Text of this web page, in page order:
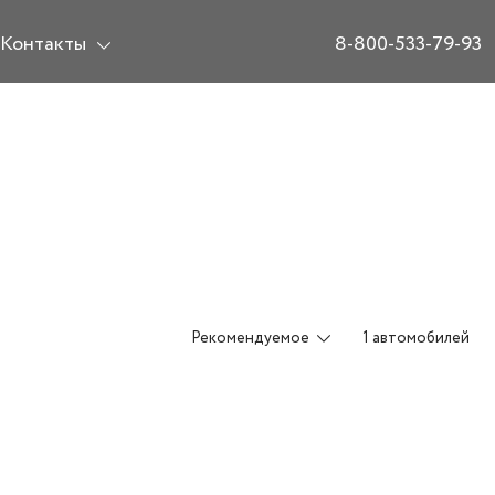
Контакты 8-800-533-79-93
Рекомендуемое 1 автомобилей